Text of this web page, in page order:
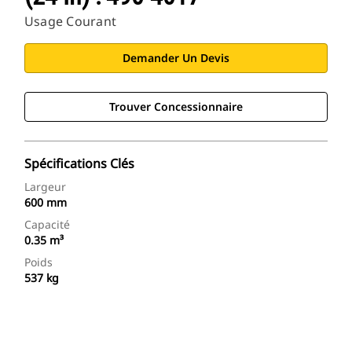
Usage Courant
Demander Un Devis
Trouver Concessionnaire
Spécifications Clés
Largeur
600 mm
Capacité
0.35 m³
Poids
537 kg